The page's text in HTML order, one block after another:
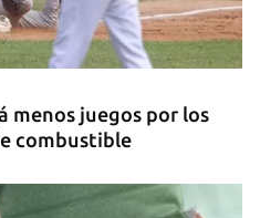
migrantes, entre ellos
Centroafricana
menos juegos por los
combustible